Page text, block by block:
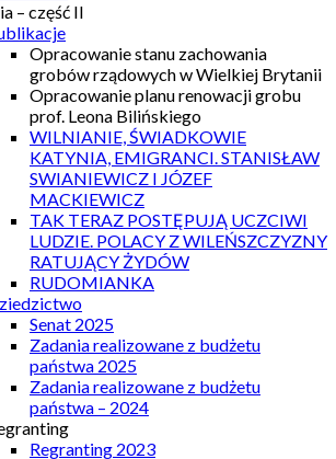
– część II
Opracowanie stanu zachowania
grobów rządowych w Wielkiej Brytanii
Opracowanie planu renowacji grobu
prof. Leona Bilińskiego
WILNIANIE, ŚWIADKOWIE
KATYNIA, EMIGRANCI. STANISŁAW
SWIANIEWICZ I JÓZEF
MACKIEWICZ
TAK TERAZ POSTĘPUJĄ UCZCIWI
LUDZIE. POLACY Z WILEŃSZCZYZNY
RATUJĄCY ŻYDÓW
RUDOMIANKA
Senat 2025
Zadania realizowane z budżetu
państwa 2025
Zadania realizowane z budżetu
państwa – 2024
Regranting 2023